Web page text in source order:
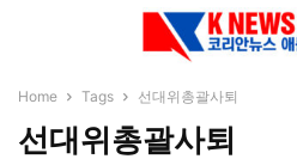
Home Tags 선대위총괄사퇴
선대위총괄사퇴